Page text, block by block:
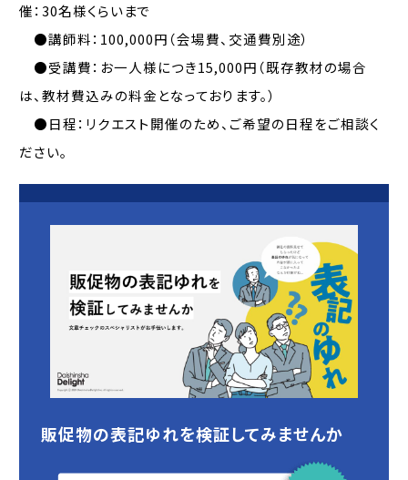
催：30名様くらいまで
●講師料：100,000円（会場費、交通費別途）
●受講費：お一人様につき15,000円（既存教材の場合
は、教材費込みの料金となっております。）
●日程：リクエスト開催のため、ご希望の日程をご相談く
ださい。
販促物の表記ゆれを検証してみませんか